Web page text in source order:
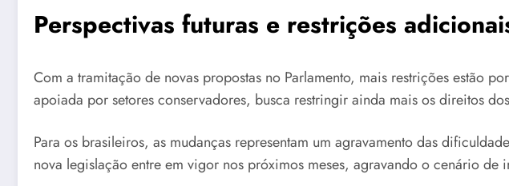
Perspectivas futuras e restrições
Com a tramitação de novas propostas no Parlamento, mais restrições estão
apoiada por setores conservadores, busca restringir ainda mais os direitos
Para os brasileiros, as mudanças representam um agravamento das
nova legislação entre em vigor nos próximos meses, agravando o cenário